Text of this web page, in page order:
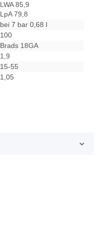
LWA 85,9
LpA 79,8
bei 7 bar 0,68 l
100
Brads 18GA
1,9
15-55
1,05